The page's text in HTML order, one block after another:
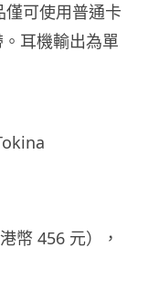
僅可使用普通卡
耳機輸出為單
幣 456 元），